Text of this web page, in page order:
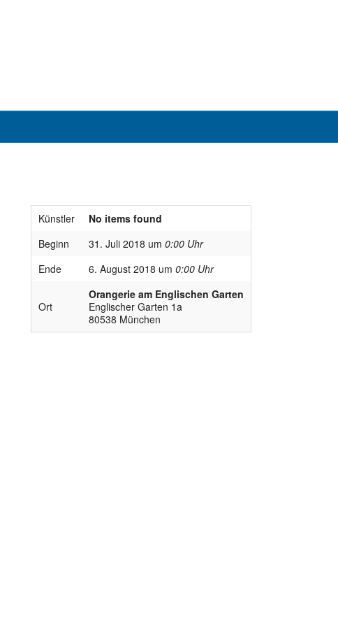
Künstler
No items found
Beginn
31. Juli 2018 um 0:00 Uhr
Ende
6. August 2018 um 0:00 Uhr
Ort
Orangerie am Englischen Garten
Englischer Garten 1a
80538 München